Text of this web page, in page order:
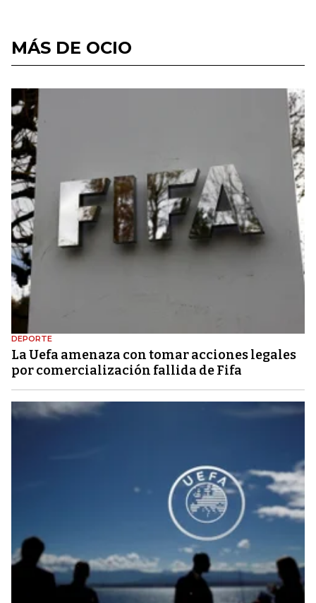
MÁS DE OCIO
DEPORTE
La Uefa amenaza con tomar acciones legales
por comercialización fallida de Fifa